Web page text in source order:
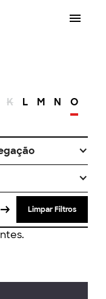
K L M N O
Limpar Filtros